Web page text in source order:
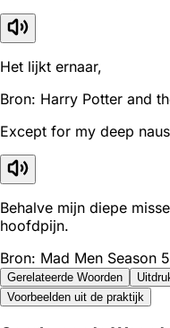
Het lijkt ernaar,
Bron: Harry Potter and
Except for my deep
Behalve mijn diepe
hoofdpijn.
Bron: Mad Men Season 5
Gerelateerde Woorden
Voorbeelden uit de praktijk